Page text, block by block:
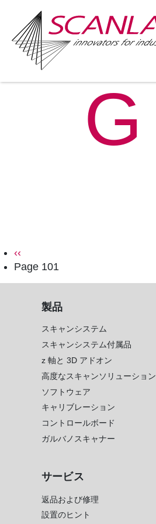
G
P
a
g
Previous
page
‹‹
Page 101
製品
スキャンシステム
スキャンシステム付属品
z 軸と 3D アドオン
高度なスキャンソリューション
ソフトウェア
キャリブレーション
コントロールボード
ガルバノスキャナー
サービス
返品および修理
設置のヒント